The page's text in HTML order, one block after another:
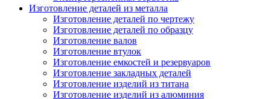
Изготовление деталей из металла
Изготовление деталей по чертежу
Изготовление деталей по образцу
Изготовление валов
Изготовление втулок
Изготовление емкостей и резервуаров
Изготовление закладных деталей
Изготовление изделий из титана
Изготовление изделий из алюминия